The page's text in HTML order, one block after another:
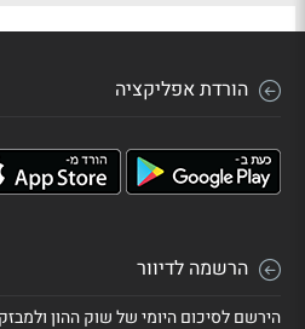
הורדת אפליקציה
הרשמה לדיוור
הירשם לסיכום היומי של שוק ההון